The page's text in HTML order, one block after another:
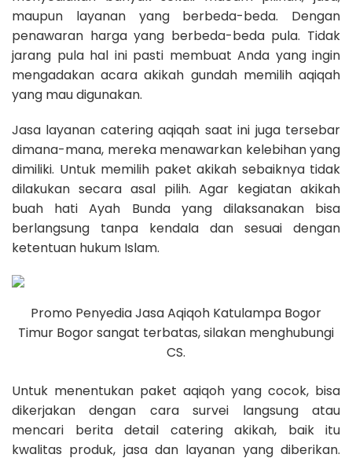
maupun layanan yang berbeda-beda. Dengan
penawaran harga yang berbeda-beda pula. Tidak
jarang pula hal ini pasti membuat Anda yang ingin
mengadakan acara akikah gundah memilih aqiqah
yang mau digunakan.
Jasa layanan catering aqiqah saat ini juga tersebar
dimana-mana, mereka menawarkan kelebihan yang
dimiliki. Untuk memilih paket akikah sebaiknya tidak
dilakukan secara asal pilih. Agar kegiatan akikah
buah hati Ayah Bunda yang dilaksanakan bisa
berlangsung tanpa kendala dan sesuai dengan
ketentuan hukum Islam.
Promo Penyedia Jasa Aqiqoh Katulampa Bogor
Timur Bogor sangat terbatas, silakan menghubungi
CS.
Untuk menentukan paket aqiqoh yang cocok, bisa
dikerjakan dengan cara survei langsung atau
mencari berita detail catering akikah, baik itu
kwalitas produk, jasa dan layanan yang diberikan.